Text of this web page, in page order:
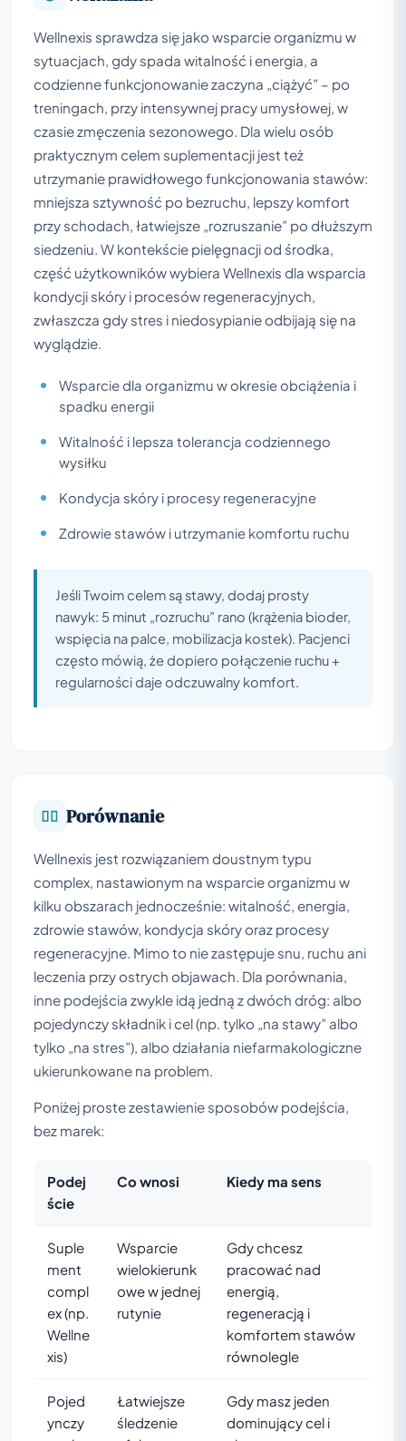
Wellnexis sprawdza się jako wsparcie organizmu w
sytuacjach, gdy spada witalność i energia, a
codzienne funkcjonowanie zaczyna „ciążyć” – po
treningach, przy intensywnej pracy umysłowej, w
czasie zmęczenia sezonowego. Dla wielu osób
praktycznym celem suplementacji jest też
utrzymanie prawidłowego funkcjonowania stawów:
mniejsza sztywność po bezruchu, lepszy komfort
przy schodach, łatwiejsze „rozruszanie” po dłuższym
siedzeniu. W kontekście pielęgnacji od środka,
część użytkowników wybiera Wellnexis dla wsparcia
kondycji skóry i procesów regeneracyjnych,
zwłaszcza gdy stres i niedosypianie odbijają się na
wyglądzie.
Wsparcie dla organizmu w okresie obciążenia i
spadku energii
Witalność i lepsza tolerancja codziennego
wysiłku
Kondycja skóry i procesy regeneracyjne
Zdrowie stawów i utrzymanie komfortu ruchu
Jeśli Twoim celem są stawy, dodaj prosty
nawyk: 5 minut „rozruchu” rano (krążenia bioder,
wspięcia na palce, mobilizacja kostek). Pacjenci
często mówią, że dopiero połączenie ruchu +
regularności daje odczuwalny komfort.
Porównanie
Wellnexis jest rozwiązaniem doustnym typu
complex, nastawionym na wsparcie organizmu w
kilku obszarach jednocześnie: witalność, energia,
zdrowie stawów, kondycja skóry oraz procesy
regeneracyjne. Mimo to nie zastępuje snu, ruchu ani
leczenia przy ostrych objawach. Dla porównania,
inne podejścia zwykle idą jedną z dwóch dróg: albo
pojedynczy składnik i cel (np. tylko „na stawy” albo
tylko „na stres”), albo działania niefarmakologiczne
ukierunkowane na problem.
Poniżej proste zestawienie sposobów podejścia,
bez marek:
Podej
ście
Co wnosi Kiedy ma sens
Suple
ment
compl
ex (np.
Wellne
xis)
Wsparcie
wielokierunk
owe w jednej
rutynie
Gdy chcesz
pracować nad
energią,
regeneracją i
komfortem stawów
równolegle
Pojed
ynczy
Łatwiejsze
śledzenie
Gdy masz jeden
dominujący cel i